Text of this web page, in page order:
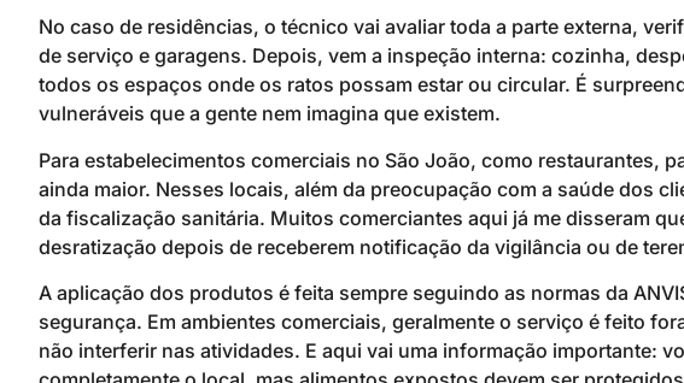
No caso de residências, o técnico vai avaliar toda a parte externa,
de serviço e garagens. Depois, vem a inspeção interna: cozinha,
todos os espaços onde os ratos possam estar ou circular. É
vulneráveis que a gente nem imagina que existem.
Para estabelecimentos comerciais no São João, como restaurantes,
ainda maior. Nesses locais, além da preocupação com a saúde dos
da fiscalização sanitária. Muitos comerciantes aqui já me disseram
desratização depois de receberem notificação da vigilância ou de
A aplicação dos produtos é feita sempre seguindo as normas da
segurança. Em ambientes comerciais, geralmente o serviço é feito
não interferir nas atividades. E aqui vai uma informação importante: